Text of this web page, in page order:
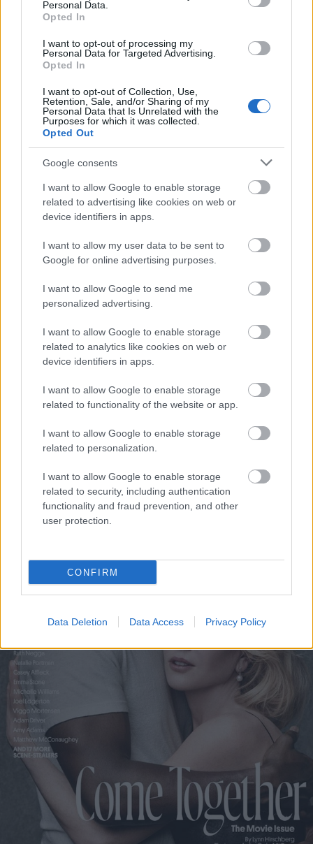
Personal Data.
Opted In
I want to opt-out of processing my
Personal Data for Targeted Advertising.
Opted In
I want to opt-out of Collection, Use,
Retention, Sale, and/or Sharing of my
Personal Data that Is Unrelated with the
Purposes for which it was collected.
Opted Out
Google consents
I want to allow Google to enable storage
related to advertising like cookies on web or
device identifiers in apps.
I want to allow my user data to be sent to
Google for online advertising purposes.
I want to allow Google to send me
personalized advertising.
I want to allow Google to enable storage
related to analytics like cookies on web or
device identifiers in apps.
I want to allow Google to enable storage
related to functionality of the website or app.
I want to allow Google to enable storage
related to personalization.
I want to allow Google to enable storage
related to security, including authentication
functionality and fraud prevention, and other
user protection.
CONFIRM
Data Deletion Data Access Privacy Policy
Matthew McConaughey a W portréján
W
Egy másik címlapverzión Mahershala Ali és Nicole